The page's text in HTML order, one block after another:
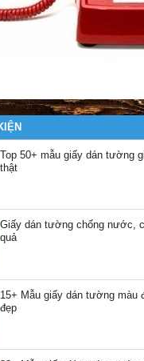
Top 50+ mẫu giấy dán tường
thật
Giấy dán tường chống nước,
quả
15+ Mẫu giấy dán tường màu
đẹp